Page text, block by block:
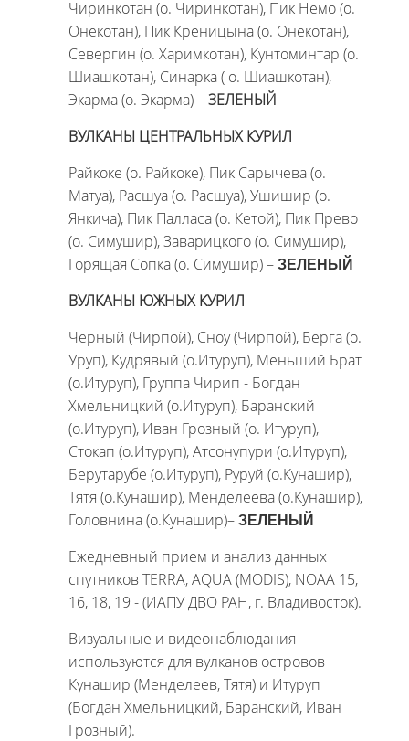
Чиринкотан (о. Чиринкотан), Пик Немо (о.
Онекотан), Пик Креницына (о. Онекотан),
Севергин (о. Харимкотан), Кунтоминтар (о.
Шиашкотан), Синарка ( о. Шиашкотан),
Экарма (о. Экарма) –ЗЕЛЕНЫЙ
ВУЛКАНЫ ЦЕНТРАЛЬНЫХ КУРИЛ
Райкоке (о. Райкоке), Пик Сарычева (о.
Матуа), Расшуа (о. Расшуа), Ушишир (о.
Янкича), Пик Палласа (о. Кетой), Пик Прево
(о. Симушир), Заварицкого (о. Симушир),
Горящая Сопка (о. Симушир) – ЗЕЛЕНЫЙ
ВУЛКАНЫ ЮЖНЫХ КУРИЛ
Черный (Чирпой), Сноу (Чирпой), Берга (о.
Уруп), Кудрявый (о.Итуруп), Меньший Брат
(о.Итуруп), Группа Чирип - Богдан
Хмельницкий (о.Итуруп), Баранский
(о.Итуруп), Иван Грозный (о. Итуруп),
Стокап (о.Итуруп), Атсонупури (о.Итуруп),
Берутарубе (о.Итуруп), Руруй (о.Кунашир),
Тятя (о.Кунашир), Менделеева (о.Кунашир),
Головнина (о.Кунашир)– ЗЕЛЕНЫЙ
Ежедневный прием и анализ данных
спутников TERRA, AQUA (MODIS), NOAA 15,
16, 18, 19 - (ИАПУ ДВО РАН, г. Владивосток).
Визуальные и видеонаблюдания
используются для вулканов островов
Кунашир (Менделеев, Тятя) и Итуруп
(Богдан Хмельницкий, Баранский, Иван
Грозный).